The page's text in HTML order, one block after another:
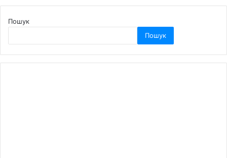
Пошук
Пошук